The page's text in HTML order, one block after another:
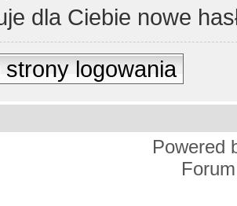
dla Ciebie nowe
logowania
Powered